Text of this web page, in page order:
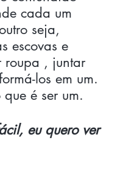
cada um
seja,
escovas e
roupa , juntar
los em um.
é ser um.
eu quero ver